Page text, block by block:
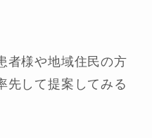
者様や地域住民の方
先して提案してみる